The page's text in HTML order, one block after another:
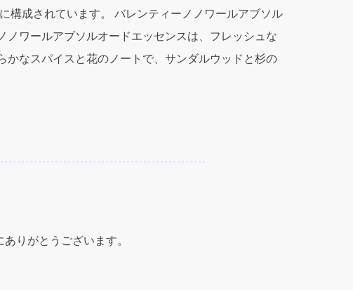
成されています。 バレンティーノノワールアブソル
ワールアブソルオードエッセンスは、フレッシュな
なスパイスと花のノートで、サンダルウッドと杉の
りがとうございます。